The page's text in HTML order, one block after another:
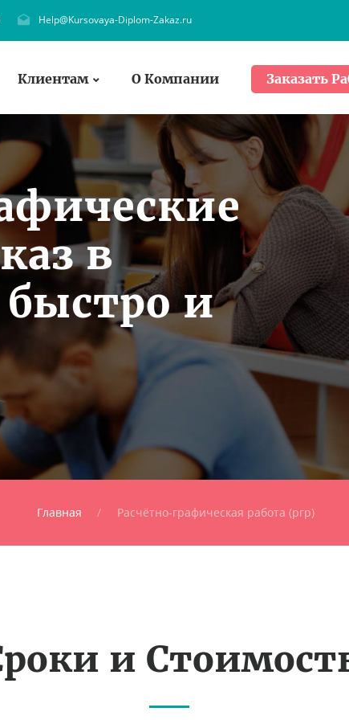
Help@Kursovaya-Diplom-Zakaz.ru
Клиентам О Компании Заказать
в
быстро и
Главная Расчётно-графическая работа (ргр)
и